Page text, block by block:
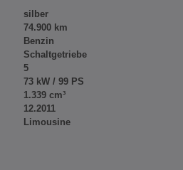
silber
74.900 km
Benzin
Schaltgetriebe
5
73 kW / 99 PS
1.339 cm³
12.2011
Limousine